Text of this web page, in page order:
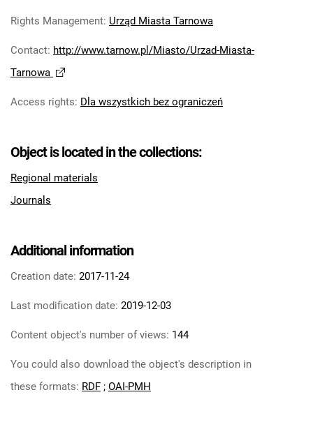
Rights Management: Urząd Miasta Tarnowa
Contact: http://www.tarnow.pl/Miasto/Urzad-Miasta-
Tarnowa
Access rights: Dla wszystkich bez ograniczeń
Object is located in the collections:
Regional materials
Journals
Additional information
Creation date: 2017-11-24
Last modification date: 2019-12-03
Content object's number of views: 144
You could also download the object's description in
these formats: RDF ; OAI-PMH